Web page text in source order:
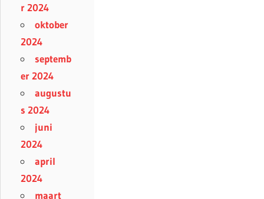
r 2024
oktober
2024
septemb
er 2024
augustu
s 2024
juni
2024
april
2024
maart